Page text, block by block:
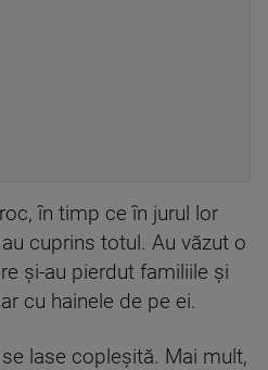
în timp ce în jurul lor
cuprins totul. Au văzut o
şi-au pierdut familiile şi
cu hainele de pe ei.
lase copleşită. Mai mult,